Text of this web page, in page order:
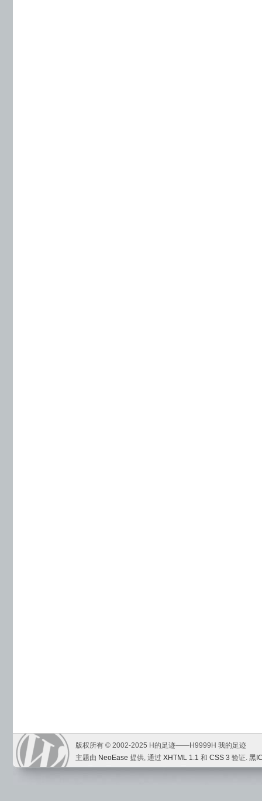
版权所有 © 2002-2025 H的足迹——H9999H 我的足迹
主题由 NeoEase 提供, 通过 XHTML 1.1 和 CSS 3 验证. 黑